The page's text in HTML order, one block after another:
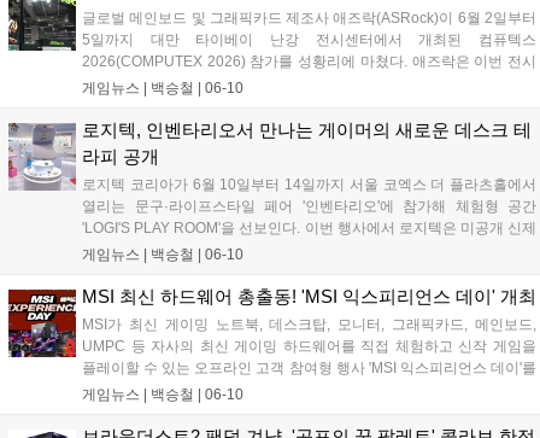
글로벌 메인보드 및 그래픽카드 제조사 애즈락(ASRock)이 6월 2일부터
5일까지 대만 타이베이 난강 전시센터에서 개최된 컴퓨텍스
2026(COMPUTEX 2026) 참가를 성황리에 마쳤다. 애즈락은 이번 전시
회에서 자사의 플래그십 브랜드인 'Taichi(타이치)'의 10주년 기념 전시
게이밍 모니터, 수랭 쿨러, 파워서플라이 등 신제품 라인업을 대거 선보
였다....
게임뉴스 | 백승철 06-10
로지텍, 인벤타리오서 만나는 게이머의 새로운 데스크 테
라피 공개
로지텍 코리아가 6월 10일부터 14일까지 서울 코엑스 더 플라츠홀에서
열리는 문구·라이프스타일 페어 '인벤타리오'에 참가해 체험형 공간
'LOGI'S PLAY ROOM'을 선보인다. 이번 행사에서 로지텍은 미공개 신제
품인 폴더블 마우스 'MOBI FOLD'와 프리젠터 'SPOTLIGHT 2'를 현장에
로덕트사와의 협업을 통해 제작된 파워퍼프걸 한정판 굿즈 및 다채로운
참여형 이벤트를 마련해 데스크 환경 변화를 모색하는 사용자들에게 차
별화된 경험을 제공할 계획이다....
게임뉴스 | 백승철 06-10
MSI 최신 하드웨어 총출동! 'MSI 익스피리언스 데이' 개최
MSI가 최신 게이밍 노트북, 데스크탑, 모니터, 그래픽카드, 메인보드,
UMPC 등 자사의 최신 게이밍 하드웨어를 직접 체험하고 신작 게임을
플레이할 수 있는 오프라인 고객 참여형 행사 'MSI 익스피리언스 데이'를
개최하고 오는 6월 22일까지 참가자를 모집한다. 이번 행사는 6월 27일
고성능 하드웨어를 통해 신작 게임의 프레임 방어 및 발열 제어 성능을
게임뉴스 | 백승철 06-10